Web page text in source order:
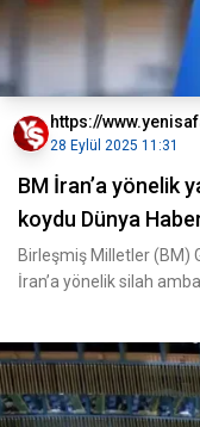
https://
28 Eylül 2025 11:31
BM İran’a yönelik
koydu Dünya
Birleşmiş Milletler (BM)
İran’a yönelik silah